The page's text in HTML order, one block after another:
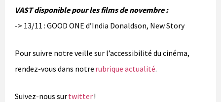
VAST disponible pour les films de novembre :
-> 13/11 : GOOD ONE d’India Donaldson, New Story
Pour suivre notre veille sur l’accessibilité du cinéma,
rendez-vous dans notre rubrique actualité.
Suivez-nous surtwitter!